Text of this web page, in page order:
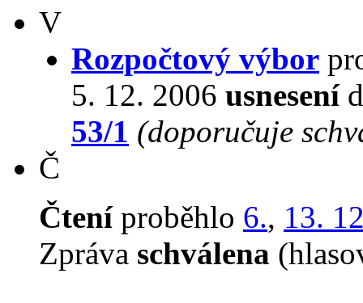
V
Rozpočtový výbor
5. 12. 2006 usnesení
53/1 (doporučuje
Č
Čteníproběhlo 6., 13.
Zpráva schválena